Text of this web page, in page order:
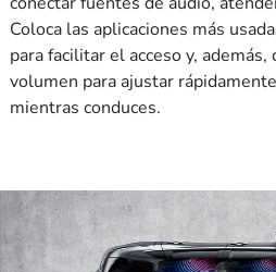
Coloca las aplicaciones más
para facilitar el acceso y,
volumen para ajustar
mientras conduces.